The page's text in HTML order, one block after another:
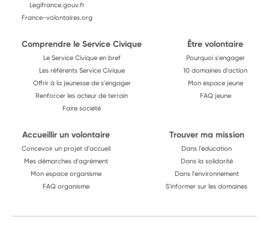
Legifrance.gouv.fr
France-volontaires.org
Comprendre le Service Civique
Le Service Civique en bref
Les référents Service Civique
Offrir à la jeunesse de s'engager
Renforcer les acteur de terrain
Faire société
Être volontaire
Pourquoi s'engager
10 domaines d'action
Mon espace jeune
FAQ jeune
Accueillir un volontaire
Concevoir un projet d'accueil
Mes démarches d'agrément
Mon espace organisme
FAQ organisme
Trouver ma mission
Dans l'éducation
Dans la solidarité
Dans l'environnement
S'informer sur les domaines